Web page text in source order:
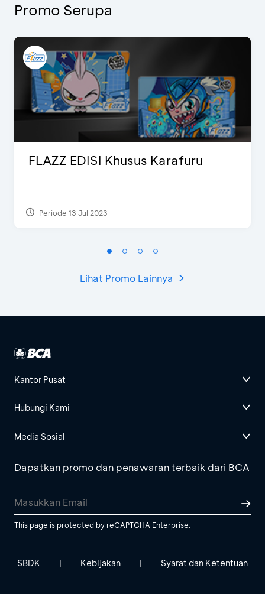
Promo Serupa
FLAZZ EDISI Khusus Karafuru
Periode 13 Jul 2023
Lihat Promo Lainnya
Kantor Pusat
Hubungi Kami
Media Sosial
Dapatkan promo dan penawaran terbaik dari BCA
This page is protected by reCAPTCHA Enterprise.
SBDK | Kebijakan | Syarat dan Ketentuan